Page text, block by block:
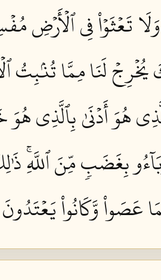
تَعۡثَوۡاْ فِي ٱلۡأَرۡضِ
لَنَا مِمَّا تُنۢبِتُ
هُوَ أَدۡنَىٰ بِٱلَّذِي
بِغَضَبٖ مِّنَ ٱللَّهِۚ
وَّكَانُواْ يَعۡتَدُونَ ٦١